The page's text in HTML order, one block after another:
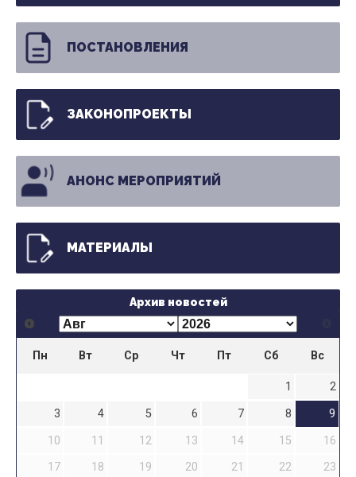
ПОСТАНОВЛЕНИЯ
ЗАКОНОПРОЕКТЫ
АНОНС МЕРОПРИЯТИЙ
МАТЕРИАЛЫ
Архив новостей
Пн Вт Ср Чт Пт Сб Вс
1
2
3
4 5 6 7 8
9
10
11 12 13 14 15
16
17
18 19 20 21 22
23